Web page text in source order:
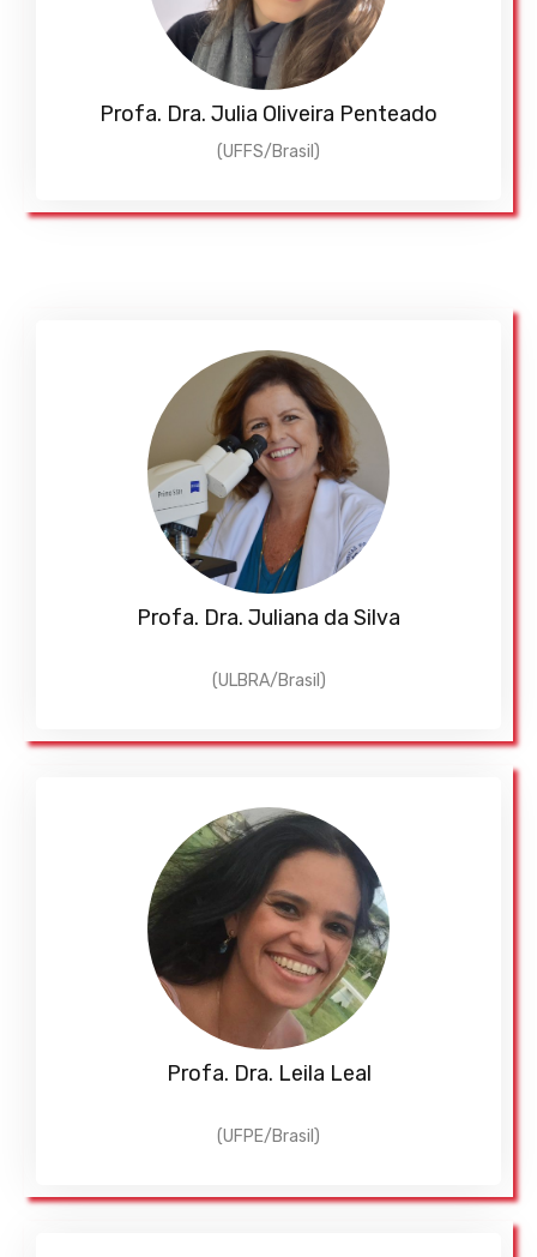
Profa. Dra. Julia Oliveira Penteado
(UFFS/Brasil)
Profa. Dra. Juliana da Silva
(ULBRA/Brasil)
Profa. Dra. Leila Leal
(UFPE/Brasil)